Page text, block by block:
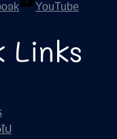
YouTube
Links
ป